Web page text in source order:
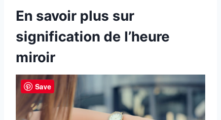
En savoir plus sur
signification de l’heure
miroir
Save